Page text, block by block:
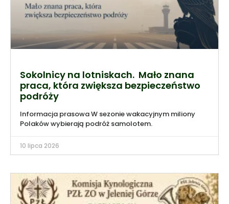
Sokolnicy na lotniskach. Mało znana
praca, która zwiększa bezpieczeństwo
podróży
Informacja prasowa W sezonie wakacyjnym miliony
Polaków wybierają podróż samolotem.
10 lipca 2026